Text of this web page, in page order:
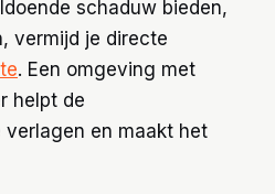
schaduw bieden,
vermijd je directe
. Een omgeving met
helpt de
en maakt het